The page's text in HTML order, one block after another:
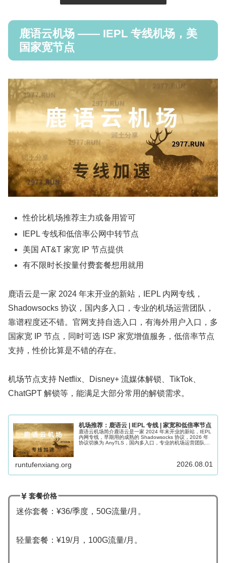
鹿语云机场 —— IEPL 专线机场，美
国家宽节点
性价比机场推荐主力或备用皆可
IEPL 专线和低倍率公网中转节点
美国 AT&T 家宽 IP 节点提供
有不限时长按量付费套餐想用就用
鹿语云是一家 2024 年末开业的新站，IEPL 内网专线，
Shadowsocks 协议，国内多入口，专业的机场运营团队，
靠谱程度还不错。官网支持自选入口，有海外用户入口，多
国家宽 IP 节点，同时可选 ISP 家宽增值服务，低倍率节点
支持，性价比算是不错的存在。
机场节点支持 Netflix、Disney+ 流媒体解锁、TikTok、
ChatGPT 解锁等，能满足大部分常用的解锁需求。
机场推荐：鹿语云 | IEPL 专线 | 家宽和低倍率节点
鹿语云机场简介鹿语云是一家 2024 年末开业的新站，IEPL
内网专线，早期用的成熟的 Shadowsocks 协议，2026 年
协议切换为 AnyTLS，国内多入口，专业的机场运营团队，
runtufenxiang.org 2026.08.01
套餐价格
迷你套餐：¥36/季度，50G流量/月。
轻量套餐：¥19/月，100G流量/月。